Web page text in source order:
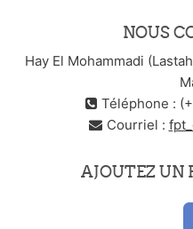
NOUS
Hay El Mohammadi
Téléphone :
Courriel :
AJOUTEZ UN